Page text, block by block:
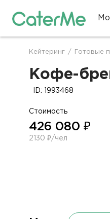
Строка
навигации
Кейтеринг / Готовые
Кофе-
ID: 1993468
Стоимость
426 080 ₽
2130 ₽/чел